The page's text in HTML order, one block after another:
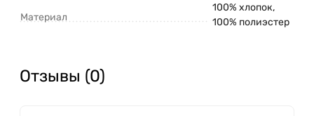
Материал
100% хлопок,
100% полиэстер
Отзывы (0)